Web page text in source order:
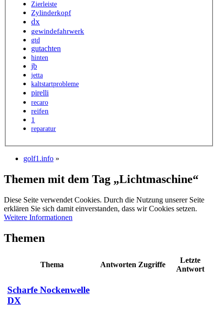
Zierleiste
Zylinderkopf
dx
gewindefahrwerk
gtd
gutachten
hinten
jb
jetta
kaltstartprobleme
pirelli
recaro
reifen
1
reparatur
golf1.info »
Themen mit dem Tag „Lichtmaschine“
Diese Seite verwendet Cookies. Durch die Nutzung unserer Seite
erklären Sie sich damit einverstanden, dass wir Cookies setzen.
Weitere Informationen
Themen
Thema Antworten Zugriffe
Letzte
Antwort
Scharfe Nockenwelle
DX